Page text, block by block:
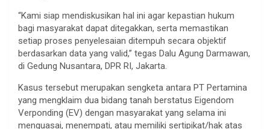
“Kami siap mendiskusikan hal ini agar kepastian hukum
bagi masyarakat dapat ditegakkan, serta memastikan
setiap proses penyelesaian ditempuh secara objektif
berdasarkan data yang valid,” tegas Dalu Agung Darmawan,
di Gedung Nusantara, DPR RI, Jakarta.
Kasus tersebut merupakan sengketa antara PT Pertamina
yang mengklaim dua bidang tanah berstatus Eigendom
Verponding (EV) dengan masyarakat yang selama ini
menguasai, menempati, atau memiliki sertipikat/hak atas